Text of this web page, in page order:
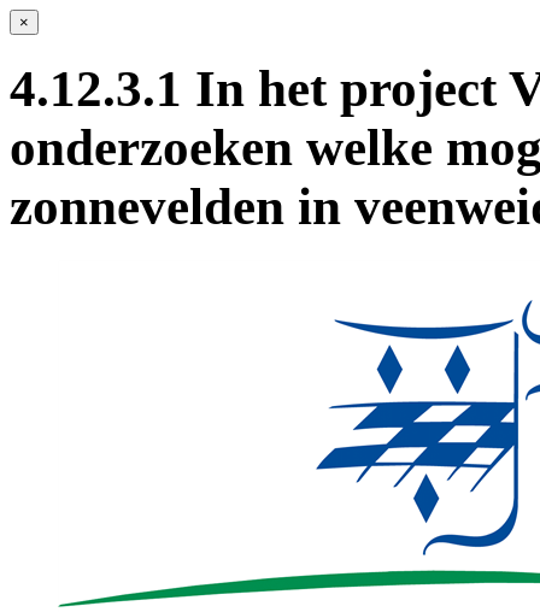
×
4.12.3.1 In het project
onderzoeken welke
zonnevelden in